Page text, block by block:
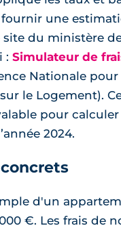
une
site du ministère
: Simulateur de
Nationale pour
le Logement).
pour calculer
2024.
d'un
€. Les frais de